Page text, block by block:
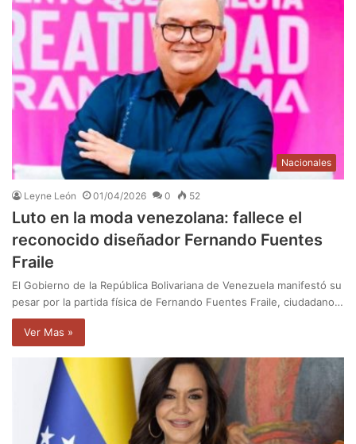
Nacionales
Leyne León 01/04/2026 0 52
Luto en la moda venezolana: fallece el
reconocido diseñador Fernando Fuentes
Fraile
El Gobierno de la República Bolivariana de Venezuela manifestó su
pesar por la partida física de Fernando Fuentes Fraile, ciudadano…
Ver Mas »